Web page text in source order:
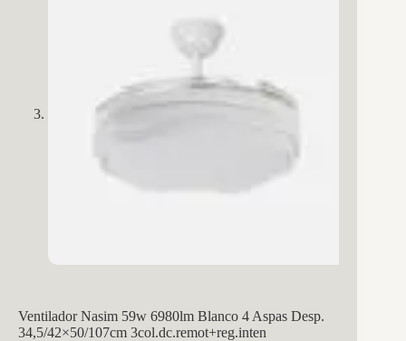
Ventilador Nasim 59w 6980lm Blanco 4 Aspas Desp.
34,5/42×50/107cm 3col.dc.remot+reg.inten